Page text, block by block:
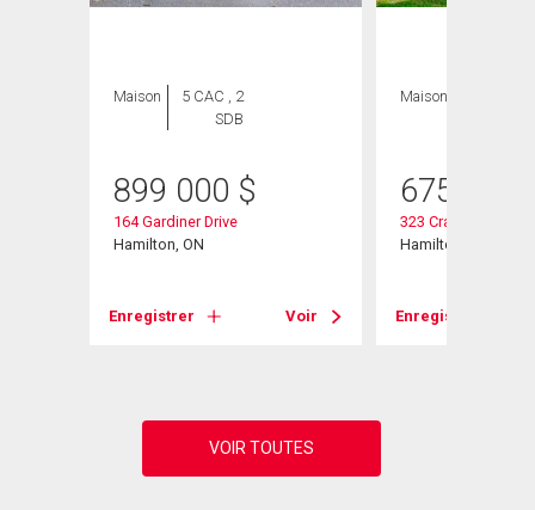
Maison
5 CAC , 2
SDB
899 000 $
164 Gardiner Drive
Hamilton, ON
Enregistrer Voir
Maison
675 000
323 Cranbrook
Hamilton, ON
Enregistrer